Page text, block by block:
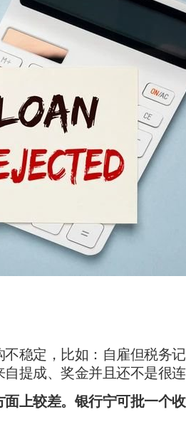
稳定，比如：自雇但税务
提成、奖金并且还不是很连
上较差。银行宁可批一个